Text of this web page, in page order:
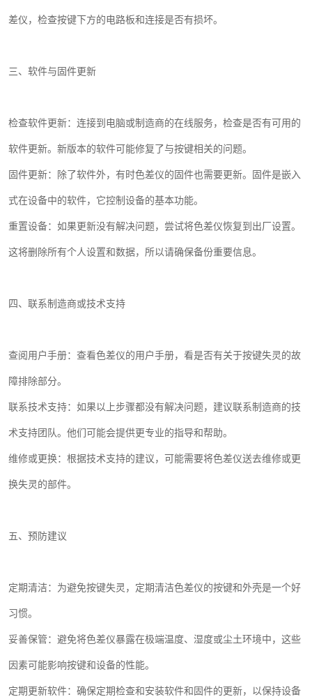
差仪，检查按键下方的电路板和连接是否有损坏。
三、软件与固件更新
检查软件更新：连接到电脑或制造商的在线服务，检查是否有可用的
软件更新。新版本的软件可能修复了与按键相关的问题。
固件更新：除了软件外，有时色差仪的固件也需要更新。固件是嵌入
式在设备中的软件，它控制设备的基本功能。
重置设备：如果更新没有解决问题，尝试将色差仪恢复到出厂设置。
这将删除所有个人设置和数据，所以请确保备份重要信息。
四、联系制造商或技术支持
查阅用户手册：查看色差仪的用户手册，看是否有关于按键失灵的故
障排除部分。
联系技术支持：如果以上步骤都没有解决问题，建议联系制造商的技
术支持团队。他们可能会提供更专业的指导和帮助。
维修或更换：根据技术支持的建议，可能需要将色差仪送去维修或更
换失灵的部件。
五、预防建议
定期清洁：为避免按键失灵，定期清洁色差仪的按键和外壳是一个好
习惯。
妥善保管：避免将色差仪暴露在极端温度、湿度或尘土环境中，这些
因素可能影响按键和设备的性能。
定期更新软件：确保定期检查和安装软件和固件的更新，以保持设备